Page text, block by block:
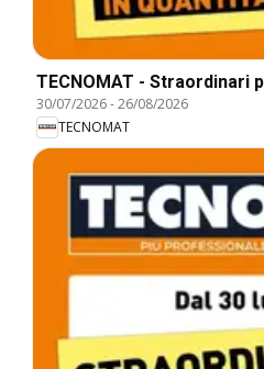
TECNOMAT - Straordinari
30/07/2026-26/08/2026
TECNOMAT